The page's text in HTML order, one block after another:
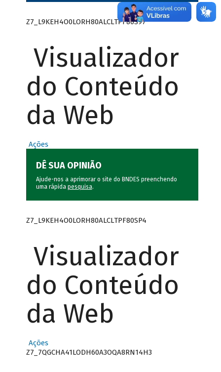
Z7_L9KEH4O0LORH80ALCLTPF80S97
Visualizador
do Conteúdo
da Web
Ações
DÊ SUA OPINIÃO
Ajude-nos a aprimorar o site do BNDES preenchendo
uma rápida pesquisa.
Z7_L9KEH4O0LORH80ALCLTPF80SP4
Visualizador
do Conteúdo
da Web
Ações
Z7_7QGCHA41LODH60A3OQA8RN14H3